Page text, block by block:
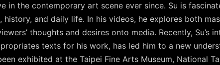
in the contemporary art scene ever since. Su is
history, and daily life. In his videos, he explores both
thoughts and desires onto media. Recently, Su’s
texts for his work, has led him to a new
exhibited at the Taipei Fine Arts Museum, National